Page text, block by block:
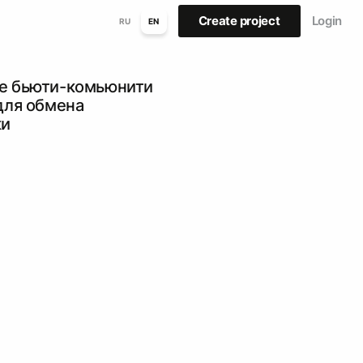
RU EN Create project Login
бьюти-комьюнити
обмена